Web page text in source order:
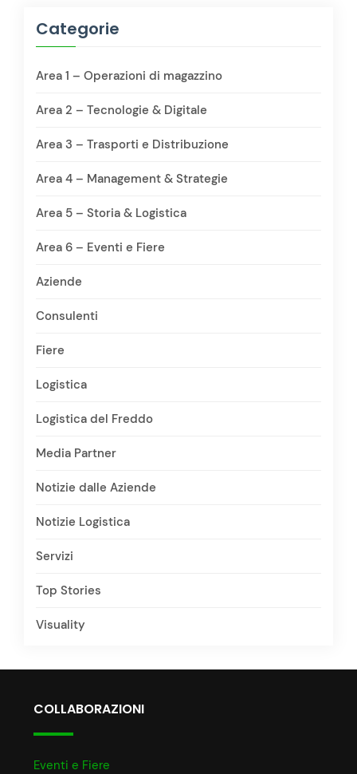
Categorie
Area 1 – Operazioni di magazzino
Area 2 – Tecnologie & Digitale
Area 3 – Trasporti e Distribuzione
Area 4 – Management & Strategie
Area 5 – Storia & Logistica
Area 6 – Eventi e Fiere
Aziende
Consulenti
Fiere
Logistica
Logistica del Freddo
Media Partner
Notizie dalle Aziende
Notizie Logistica
Servizi
Top Stories
Visuality
COLLABORAZIONI
Eventi e Fiere